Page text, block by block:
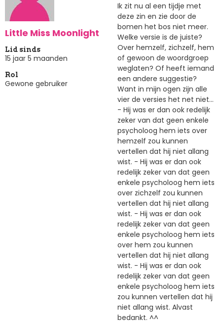
Little Miss Moonlight
Lid sinds
15 jaar 5 maanden
Rol
Gewone gebruiker
Ik zit nu al een tijdje met
deze zin en zie door de
bomen het bos niet meer.
Welke versie is de juiste?
Over hemzelf, zichzelf, hem
of gewoon de woordgroep
weglaten? Of heeft iemand
een andere suggestie?
Want in mijn ogen zijn alle
vier de versies het net niet...
- Hij was er dan ook redelijk
zeker van dat geen enkele
psycholoog hem iets over
hemzelf zou kunnen
vertellen dat hij niet allang
wist. - Hij was er dan ook
redelijk zeker van dat geen
enkele psycholoog hem iets
over zichzelf zou kunnen
vertellen dat hij niet allang
wist. - Hij was er dan ook
redelijk zeker van dat geen
enkele psycholoog hem iets
over hem zou kunnen
vertellen dat hij niet allang
wist. - Hij was er dan ook
redelijk zeker van dat geen
enkele psycholoog hem iets
zou kunnen vertellen dat hij
niet allang wist. Alvast
bedankt. ^^